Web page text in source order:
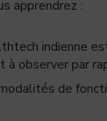
apprendrez :
indienne
à observer par
de